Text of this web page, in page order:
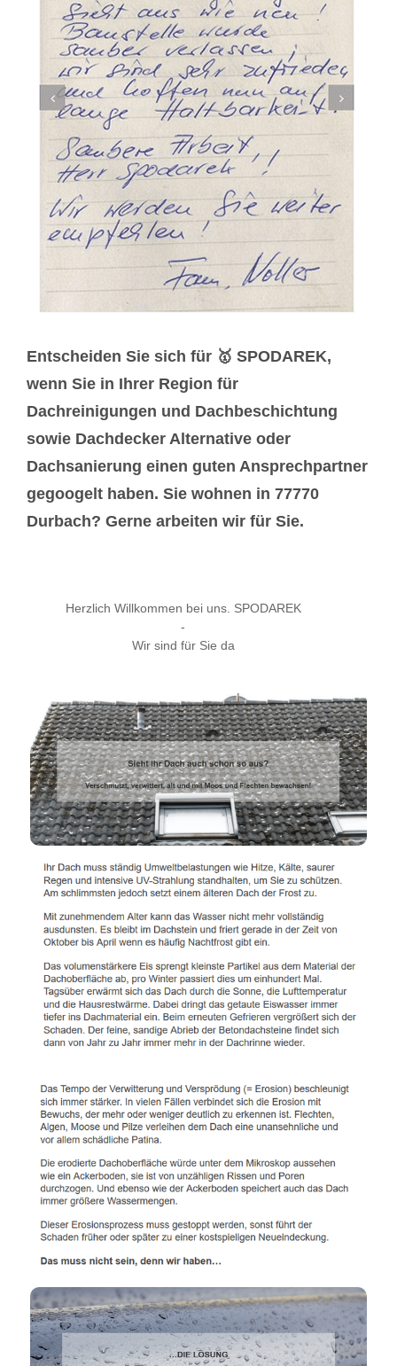
Entscheiden Sie sich für 🥇 SPODAREK,
wenn Sie in Ihrer Region für
Dachreinigungen und Dachbeschichtung
sowie Dachdecker Alternative oder
Dachsanierung einen guten Ansprechpartner
gegoogelt haben. Sie wohnen in 77770
Durbach? Gerne arbeiten wir für Sie.
Herzlich Willkommen bei uns. SPODAREK
-
Wir sind für Sie da